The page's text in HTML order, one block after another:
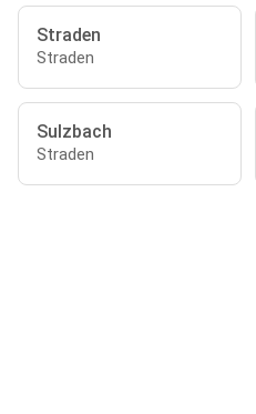
Straden
Straden
Sulzbach
Straden